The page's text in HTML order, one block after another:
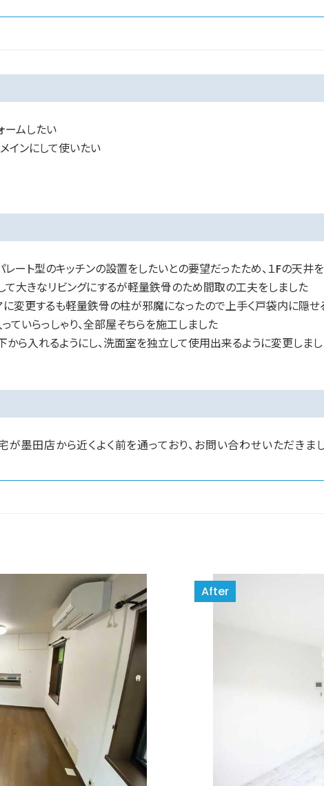
ームしたい
インにして使いたい
ート型のキッチンの設置をしたいとの要望だったため、１Fの天井
て大きなリビングにするが軽量鉄骨のため間取の工夫をしました
変更するも軽量鉄骨の柱が邪魔になったので上手く戸袋内に隠せ
いらっしゃり、全部屋そちらを施工しました
から入れるようにし、洗面室を独立して使用出来るように変更しま
墨田店から近くよく前を通っており、お問い合わせいただきまし